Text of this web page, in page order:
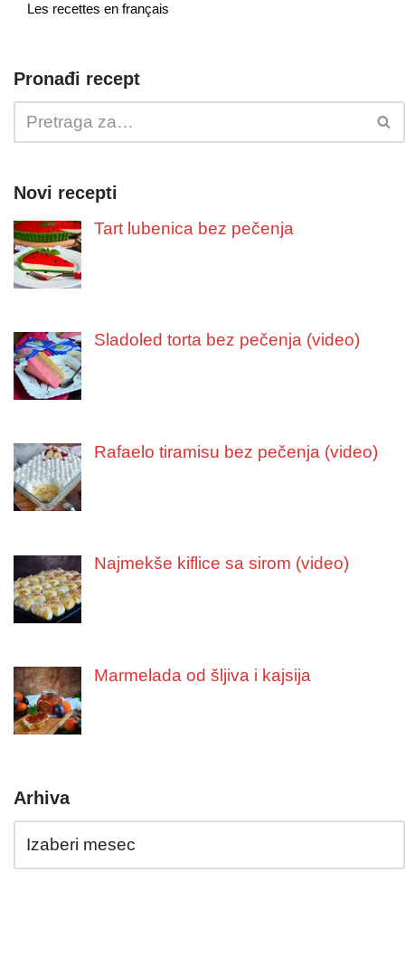
Les recettes en français
Pronađi recept
Novi recepti
Tart lubenica bez pečenja
Sladoled torta bez pečenja (video)
Rafaelo tiramisu bez pečenja (video)
Najmekše kiflice sa sirom (video)
Marmelada od šljiva i kajsija
Arhiva